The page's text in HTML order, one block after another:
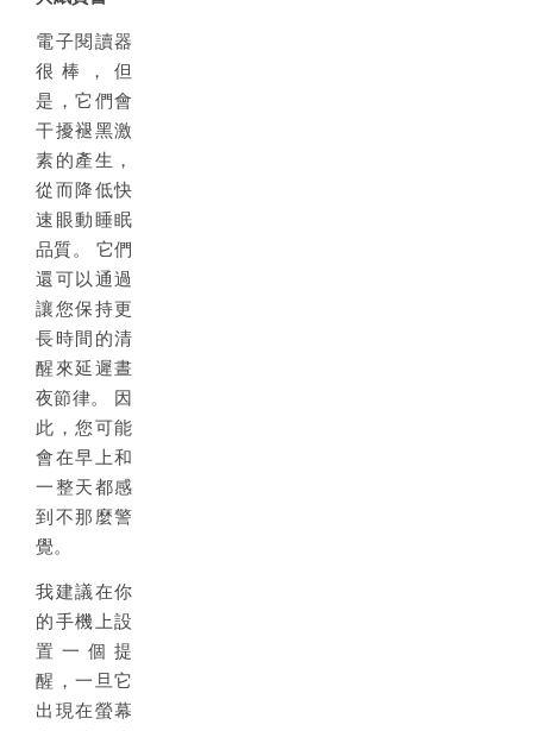
電子閱讀器
很棒，但
是，它們會
干擾褪黑激
素的產生，
從而降低快
速眼動睡眠
品質。 它們
還可以通過
讓您保持更
長時間的清
醒來延遲晝
夜節律。 因
此，您可能
會在早上和
一整天都感
到不那麼警
覺。
我建議在你
的手機上設
置一個提
醒，一旦它
出現在螢幕